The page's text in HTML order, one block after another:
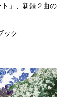
」、新録２曲の
ック